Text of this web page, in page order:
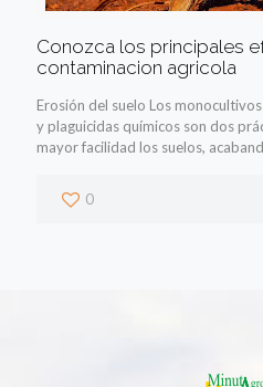
Conozca los principales
contaminacion agricola
Erosión del suelo Los
y plaguicidas químicos son dos
mayor facilidad los suelos,
0